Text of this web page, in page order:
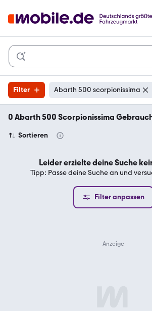
Filter Abarth 500 scorpionissima
0 Abarth 500 Scorpionissima
Sortieren
Leider erzielte deine Suche
Tipp: Passe deine Suche an und
Filter anpassen